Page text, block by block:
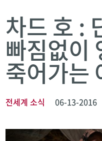
차드 호 :
빠짐없이
죽어가는
전세계 소식 06-13-2016